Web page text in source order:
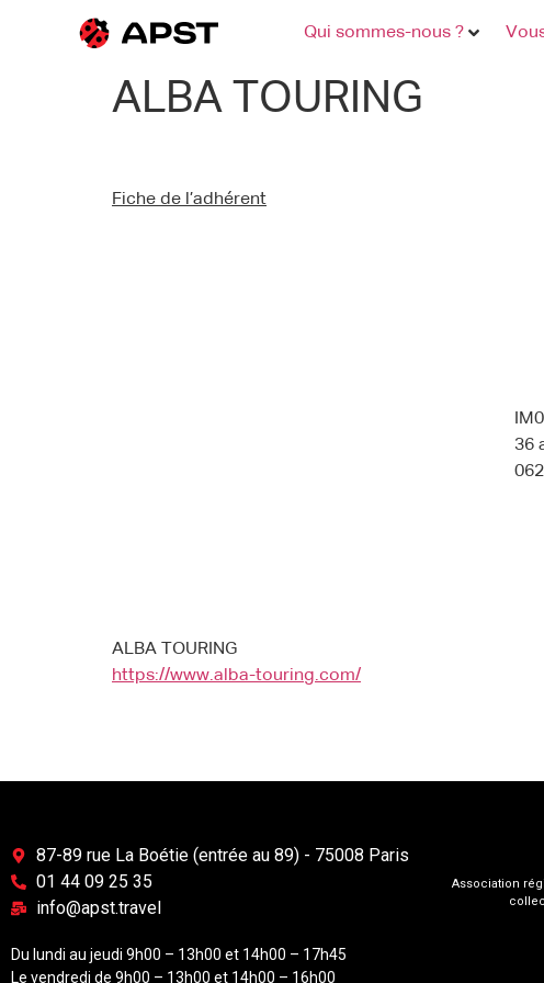
Qui sommes-nous ?
ALBA TOURING
Fiche de l’adhérent
36
ALBA TOURING
https://www.alba-touring.com/
87-89 rue La Boétie (entrée au 89) - 75008 Paris
01 44 09 25 35
info@apst.travel
Du lundi au jeudi 9h00 – 13h00 et 14h00 – 17h45
Le vendredi de 9h00 – 13h00 et 14h00 – 16h00
Association